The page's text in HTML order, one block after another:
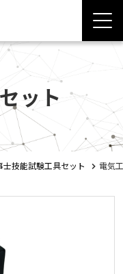
ット
士技能試験工具セット 電気